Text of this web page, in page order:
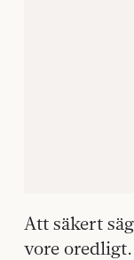
Att säkert
vore